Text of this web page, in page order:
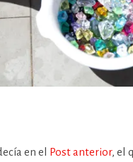
en el Post anterior, el